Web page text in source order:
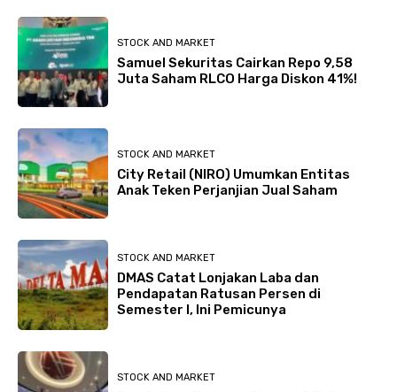
STOCK AND MARKET
Samuel Sekuritas Cairkan Repo 9,58
Juta Saham RLCO Harga Diskon 41%!
STOCK AND MARKET
City Retail (NIRO) Umumkan Entitas
Anak Teken Perjanjian Jual Saham
STOCK AND MARKET
DMAS Catat Lonjakan Laba dan
Pendapatan Ratusan Persen di
Semester I, Ini Pemicunya
STOCK AND MARKET